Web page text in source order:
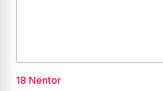
18 Nëntor